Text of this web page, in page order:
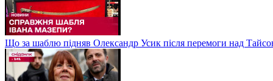
Що за шаблю підняв Олександр Усик після перемоги над